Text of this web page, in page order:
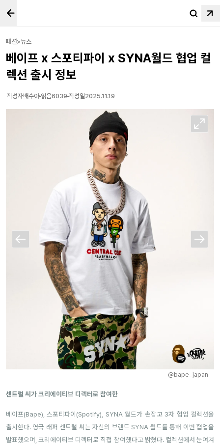
패션>뉴스
베이프 x 스포티파이 x SYNA월드 협업 컬
렉션 출시 정보
작성자배수아 읽음6039 작성일2025.11.19
@bape_japan
센트럴 씨가 크리에이티브 디렉터로 참여한
베이프(Bape), 스포티파이(Spotify), SYNA 월드가 손잡고 3자 협업 컬렉션을
출시한다. 영국 래퍼 센트럴 씨는 자신의 브랜드 SYNA 월드를 통해 이번 협업을
발표했으며, 크리에이티브 디렉터로 직접 참여했다고 밝혔다. 컬렉션에서 눈여겨